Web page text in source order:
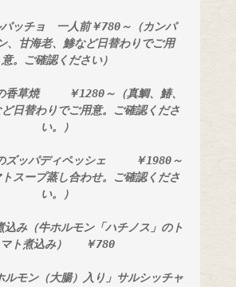
ッチョ　一人前￥780～（カンパ
、甘海老、鯵など日替わりでご用
意。ご確認ください）
香草焼　　 ￥1280～（真鯛、鰆、
日替わりでご用意。ご確認くださ
い。）
ズッパディペッシェ　　 ￥1980～
トスープ蒸し合わせ。ご確認くださ
い。）
込み（牛ホルモン「ハチノス」のト
マト煮込み）　 ￥780
ルモン（大腸）入り」サルシッチャ